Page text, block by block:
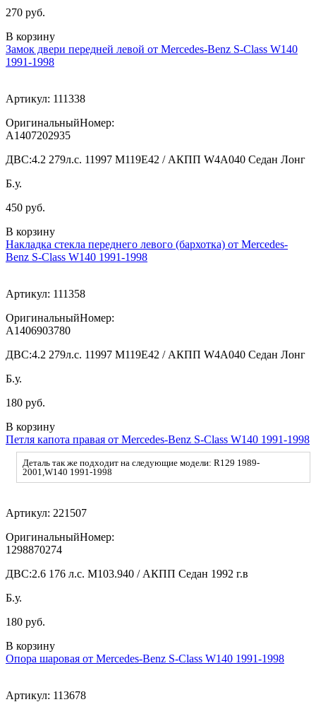
270 руб.
В корзину
Замок двери передней левой от Mercedes-Benz S-Class W140
1991-1998
Артикул: 111338
ОригинальныйНомер:
A1407202935
ДВС:4.2 279л.с. 11997 M119E42 / АКПП W4A040 Седан Лонг
Б.у.
450 руб.
В корзину
Накладка стекла переднего левого (бархотка) от Mercedes-
Benz S-Class W140 1991-1998
Артикул: 111358
ОригинальныйНомер:
A1406903780
ДВС:4.2 279л.с. 11997 M119E42 / АКПП W4A040 Седан Лонг
Б.у.
180 руб.
В корзину
Петля капота правая от Mercedes-Benz S-Class W140 1991-1998
Деталь так же подходит на следующие модели: R129 1989-
2001,W140 1991-1998
Артикул: 221507
ОригинальныйНомер:
1298870274
ДВС:2.6 176 л.с. M103.940 / АКПП Седан 1992 г.в
Б.у.
180 руб.
В корзину
Опора шаровая от Mercedes-Benz S-Class W140 1991-1998
Артикул: 113678